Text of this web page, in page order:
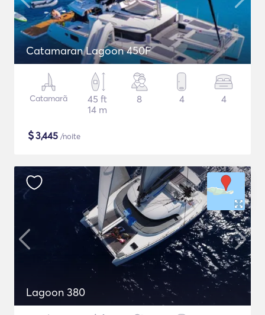
Catamaran Lagoon 450F
Catamarã
45 ft
14 m
8 4 4
$3,445 /noite
Lagoon 380